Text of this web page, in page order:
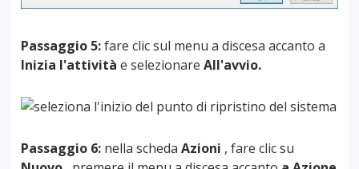
Passaggio 5:fare clic sul menu a discesa accanto a
Inizia l'attività e selezionareAll'avvio.
Passaggio 6: nella schedaAzioni , fare clic su